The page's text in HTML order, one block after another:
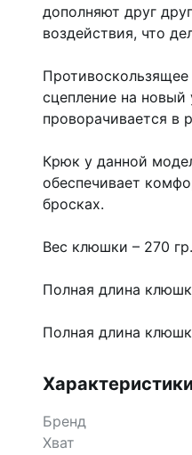
дополняют друг
воздействия, что
сцепление на
проворачивается в
Крюк у данной
обеспечивает
бросках.
Вес клюшки – 270 гр.
Полная длина
Полная длина
Характеристики
Бренд
Хват